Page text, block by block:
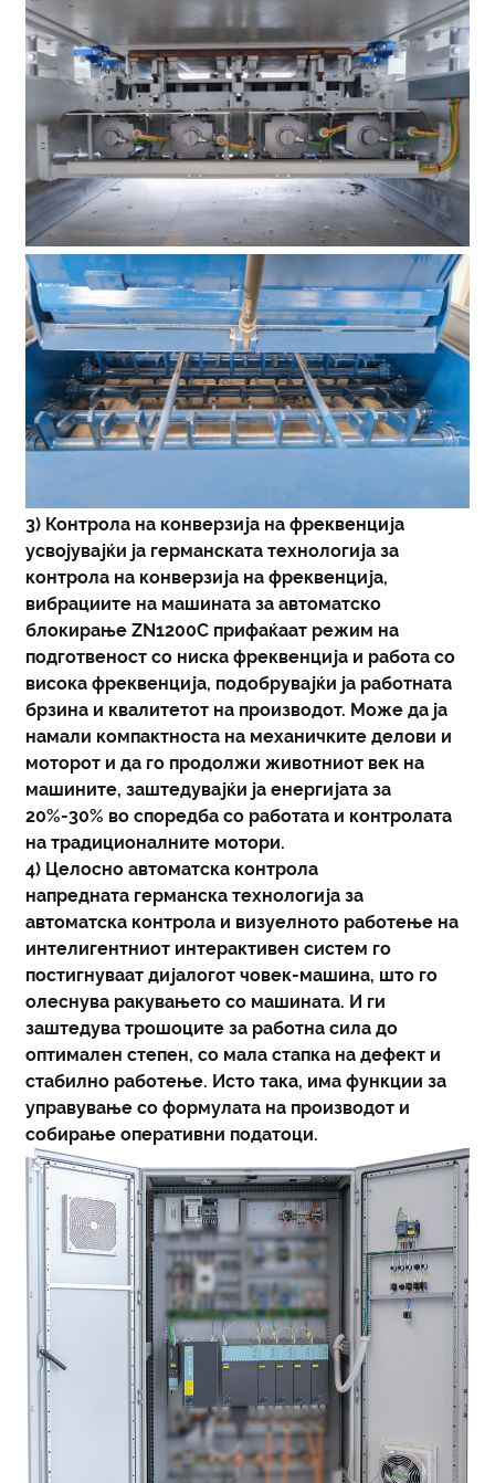
3) Контрола на конверзија на фреквенција
усвојувајќи ја германската технологија за
контрола на конверзија на фреквенција,
вибрациите на машината за автоматско
блокирање ZN1200C прифаќаат режим на
подготвеност со ниска фреквенција и работа со
висока фреквенција, подобрувајќи ја работната
брзина и квалитетот на производот. Може да ја
намали компактноста на механичките делови и
моторот и да го продолжи животниот век на
машините, заштедувајќи ја енергијата за
20%-30% во споредба со работата и контролата
на традиционалните мотори.
4) Целосно автоматска контрола
напредната германска технологија за
автоматска контрола и визуелното работење на
интелигентниот интерактивен систем го
постигнуваат дијалогот човек-машина, што го
олеснува ракувањето со машината. И ги
заштедува трошоците за работна сила до
оптимален степен, со мала стапка на дефект и
стабилно работење. Исто така, има функции за
управување со формулата на производот и
собирање оперативни податоци.